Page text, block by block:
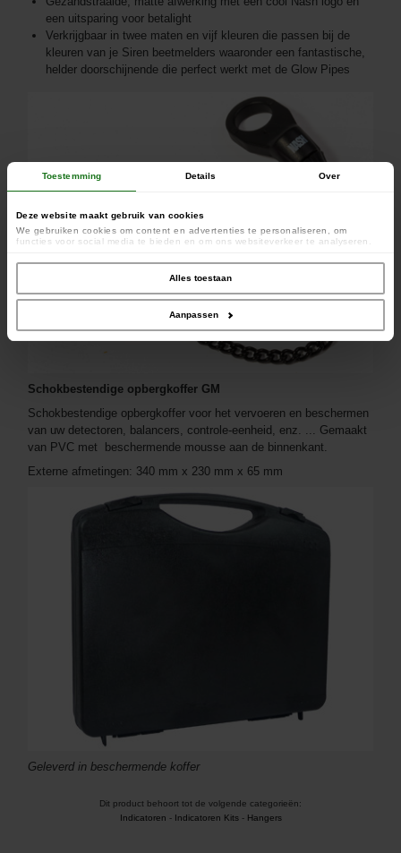
Toestemming Details Over
Deze website maakt gebruik van cookies
We gebruiken cookies om content en advertenties te personaliseren, om
functies voor social media te bieden en om ons websiteverkeer te analyseren.
social media, adverteren en analyse. Deze partners kunnen deze gegevens
combineren met andere informatie die u aan ze heeft verstrekt of die ze hebben
verzameld op basis van uw gebruik van hun services.
Alles toestaan
Aanpassen
een uitsparing voor betalight
Verkrijgbaar in twee maten en vijf kleuren die passen bij de
kleuren van je Siren beetmelders waaronder een fantastische,
helder doorschijnende die perfect werkt met de Glow Pipes
Schokbestendige opbergkoffer GM
Schokbestendige opbergkoffer voor het vervoeren en beschermen
van uw detectoren, balancers, controle-eenheid, enz. ... Gemaakt
van PVC met beschermende mousse aan de binnenkant.
Externe afmetingen: 340 mm x 230 mm x 65 mm
Geleverd in beschermende koffer
Dit product behoort tot de volgende categorieën:
Indicatoren - Indicatoren Kits- Hangers